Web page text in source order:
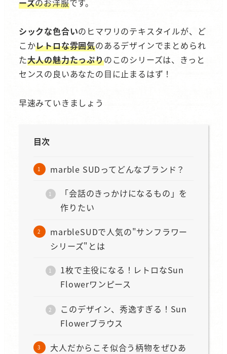
シックな色合いのヒマワリのテキスタイルが、ど
こかレトロな雰囲気のあるデザインでまとめられ
た大人の魅力たっぷりのこのシリーズは、きっと
センスの良いあなたの目に止まるはず！
早速みていきましょう
目次
marble SUDってどんなブランド？
「会話のきっかけになるもの」を
作りたい
marbleSUDで人気の"サンフラワー
シリーズ"とは
1枚で主役になる！レトロなSun
Flowerワンピース
このデザイン、秀逸すぎる！Sun
Flowerブラウス
大人だからこそ似合う柄物をぜひあ